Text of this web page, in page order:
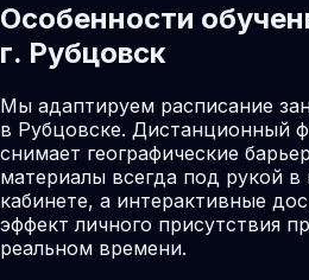
Особенности
г. Рубцовск
Мы адаптируем расписание
в Рубцовске. Дистанционный
снимает географические
материалы всегда под рукой
кабинете, а интерактивные
эффект личного присутствия
реальном времени.